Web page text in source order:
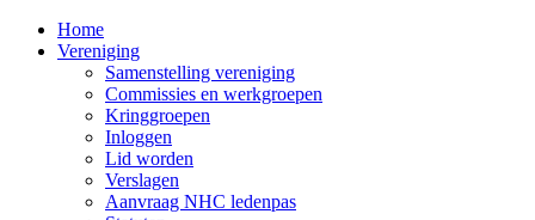
Home
Vereniging
Samenstelling vereniging
Commissies en werkgroepen
Kringgroepen
Inloggen
Lid worden
Verslagen
Aanvraag NHC ledenpas